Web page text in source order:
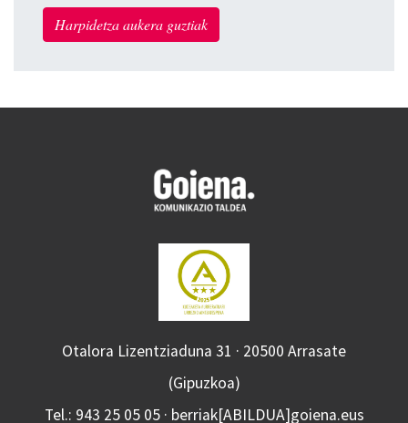
Harpidetza aukera guztiak
Otalora Lizentziaduna 31 · 20500 Arrasate
(Gipuzkoa)
Tel.: 943 25 05 05 · berriak[ABILDUA]goiena.eus